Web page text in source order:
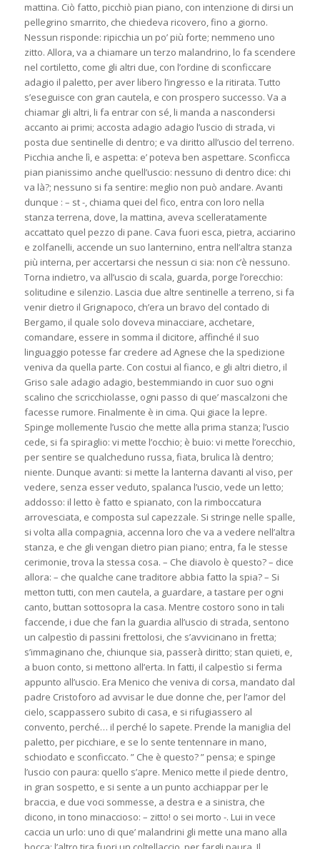
mattina. Ciò fatto, picchiò pian piano, con intenzione di dirsi un
pellegrino smarrito, che chiedeva ricovero, fino a giorno.
Nessun risponde: ripicchia un po’ più forte; nemmeno uno
zitto. Allora, va a chiamare un terzo malandrino, lo fa scendere
nel cortiletto, come gli altri due, con l’ordine di sconficcare
adagio il paletto, per aver libero l’ingresso e la ritirata. Tutto
s’eseguisce con gran cautela, e con prospero successo. Va a
chiamar gli altri, li fa entrar con sé, li manda a nascondersi
accanto ai primi; accosta adagio adagio l’uscio di strada, vi
posta due sentinelle di dentro; e va diritto all’uscio del terreno.
Picchia anche lì, e aspetta: e’ poteva ben aspettare. Sconficca
pian pianissimo anche quell’uscio: nessuno di dentro dice: chi
va là?; nessuno si fa sentire: meglio non può andare. Avanti
dunque : – st -, chiama quei del fico, entra con loro nella
stanza terrena, dove, la mattina, aveva scelleratamente
accattato quel pezzo di pane. Cava fuori esca, pietra, acciarino
e zolfanelli, accende un suo lanternino, entra nell’altra stanza
più interna, per accertarsi che nessun ci sia: non c’è nessuno.
Torna indietro, va all’uscio di scala, guarda, porge l’orecchio:
solitudine e silenzio. Lascia due altre sentinelle a terreno, si fa
venir dietro il Grignapoco, ch’era un bravo del contado di
Bergamo, il quale solo doveva minacciare, acchetare,
comandare, essere in somma il dicitore, affinché il suo
linguaggio potesse far credere ad Agnese che la spedizione
veniva da quella parte. Con costui al fianco, e gli altri dietro, il
Griso sale adagio adagio, bestemmiando in cuor suo ogni
scalino che scricchiolasse, ogni passo di que’ mascalzoni che
facesse rumore. Finalmente è in cima. Qui giace la lepre.
Spinge mollemente l’uscio che mette alla prima stanza; l’uscio
cede, si fa spiraglio: vi mette l’occhio; è buio: vi mette l’orecchio,
per sentire se qualcheduno russa, fiata, brulica là dentro;
niente. Dunque avanti: si mette la lanterna davanti al viso, per
vedere, senza esser veduto, spalanca l’uscio, vede un letto;
addosso: il letto è fatto e spianato, con la rimboccatura
arrovesciata, e composta sul capezzale. Si stringe nelle spalle,
si volta alla compagnia, accenna loro che va a vedere nell’altra
stanza, e che gli vengan dietro pian piano; entra, fa le stesse
cerimonie, trova la stessa cosa. – Che diavolo è questo? – dice
allora: – che qualche cane traditore abbia fatto la spia? – Si
metton tutti, con men cautela, a guardare, a tastare per ogni
canto, buttan sottosopra la casa. Mentre costoro sono in tali
faccende, i due che fan la guardia all’uscio di strada, sentono
un calpestìo di passini frettolosi, che s’avvicinano in fretta;
s’immaginano che, chiunque sia, passerà diritto; stan quieti, e,
a buon conto, si mettono all’erta. In fatti, il calpestìo si ferma
appunto all’uscio. Era Menico che veniva di corsa, mandato dal
padre Cristoforo ad avvisar le due donne che, per l’amor del
cielo, scappassero subito di casa, e si rifugiassero al
convento, perché… il perché lo sapete. Prende la maniglia del
paletto, per picchiare, e se lo sente tentennare in mano,
schiodato e sconficcato. ” Che è questo? ” pensa; e spinge
l’uscio con paura: quello s’apre. Menico mette il piede dentro,
in gran sospetto, e si sente a un punto acchiappar per le
braccia, e due voci sommesse, a destra e a sinistra, che
dicono, in tono minaccioso: – zitto! o sei morto -. Lui in vece
caccia un urlo: uno di que’ malandrini gli mette una mano alla